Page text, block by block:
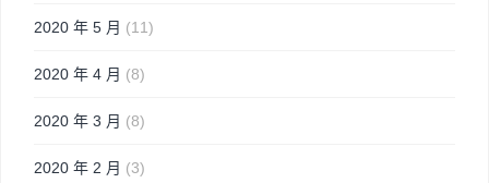
2020 年 5 月 (11)
2020 年 4 月 (8)
2020 年 3 月 (8)
2020 年 2 月 (3)